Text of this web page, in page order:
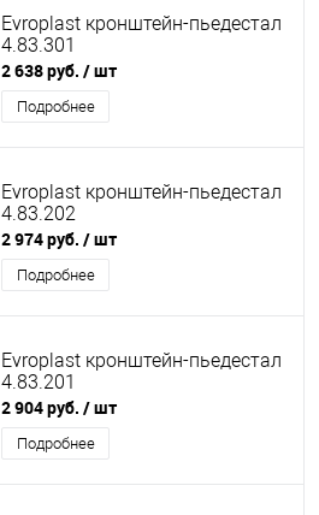
Evroplast кронштейн-пьедестал
4.83.301
2 638 руб. / шт
Подробнее
Evroplast кронштейн-пьедестал
4.83.202
2 974 руб. / шт
Подробнее
Evroplast кронштейн-пьедестал
4.83.201
2 904 руб. / шт
Подробнее